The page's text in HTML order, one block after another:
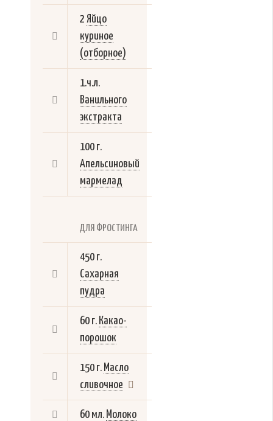
2 Яйцо
куриное
(отборное)
1.ч.л.
Ванильного
экстракта
100 г.
Апельсиновый
мармелад
ДЛЯ ФРОСТИНГА
450 г.
Сахарная
пудра
60 г. Какао-
порошок
150 г. Масло
сливочное
60 мл. Молоко